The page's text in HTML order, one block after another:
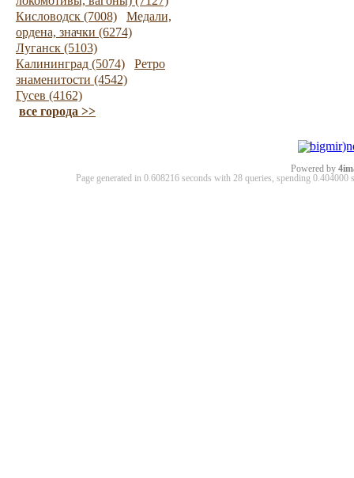
Кисловодск (7008)
Медали,
ордена, значки (6274)
Луганск (5103)
Калининград (5074)
Ретро
знаменитости (4542)
Гусев (4162)
все города >>
Powered by
Page generated in 0.608216 seconds with 28 queries, spending